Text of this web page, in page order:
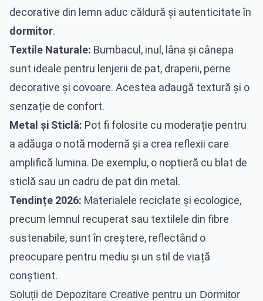
decorative din lemn aduc căldură și autenticitate în
dormitor.
Textile Naturale: Bumbacul, inul, lâna și cânepa
sunt ideale pentru lenjerii de pat, draperii, perne
decorative și covoare. Acestea adaugă textură și o
senzație de confort.
Metal și Sticlă: Pot fi folosite cu moderație pentru
a adăuga o notă modernă și a crea reflexii care
amplifică lumina. De exemplu, o noptieră cu blat de
sticlă sau un cadru de pat din metal.
Tendințe 2026: Materialele reciclate și ecologice,
precum lemnul recuperat sau textilele din fibre
sustenabile, sunt în creștere, reflectând o
preocupare pentru mediu și un stil de viață
conștient.
Soluții de Depozitare Creative pentru un Dormitor